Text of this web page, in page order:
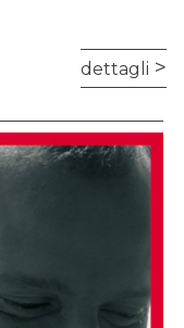
dettagli